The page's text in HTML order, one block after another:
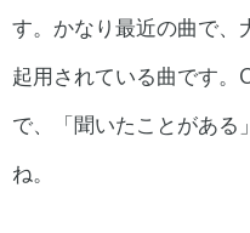
す。かなり最近の曲で、
起用されている曲です。
で、「聞いたことがある
ね。